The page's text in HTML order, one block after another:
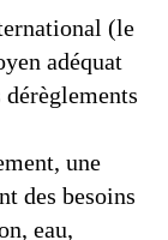
(le
adéquat
une
des besoins
eau,